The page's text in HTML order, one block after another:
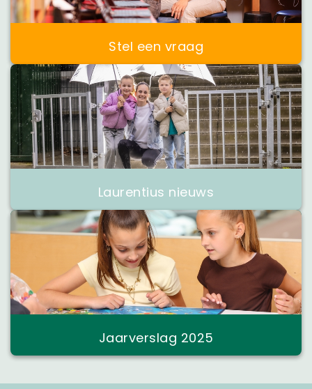
Stel een vraag
Laurentius nieuws
Jaarverslag 2025